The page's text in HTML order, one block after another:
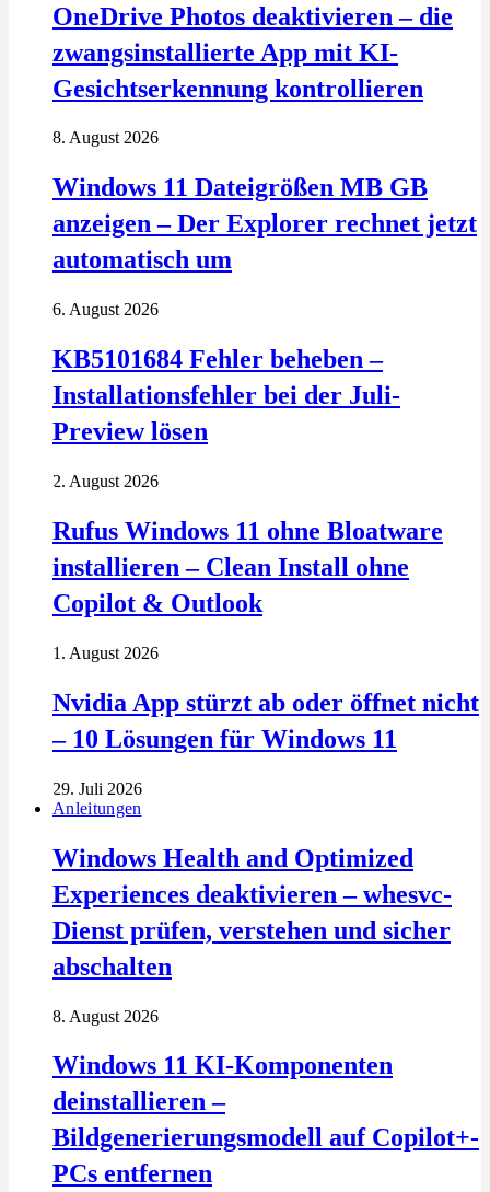
OneDrive Photos deaktivieren – die
zwangsinstallierte App mit KI-
Gesichtserkennung kontrollieren
8. August 2026
Windows 11 Dateigrößen MB GB
anzeigen – Der Explorer rechnet jetzt
automatisch um
6. August 2026
KB5101684 Fehler beheben –
Installationsfehler bei der Juli-
Preview lösen
2. August 2026
Rufus Windows 11 ohne Bloatware
installieren – Clean Install ohne
Copilot & Outlook
1. August 2026
Nvidia App stürzt ab oder öffnet nicht
– 10 Lösungen für Windows 11
29. Juli 2026
Anleitungen
Windows Health and Optimized
Experiences deaktivieren – whesvc-
Dienst prüfen, verstehen und sicher
abschalten
8. August 2026
Windows 11 KI-Komponenten
deinstallieren –
Bildgenerierungsmodell auf Copilot+-
PCs entfernen